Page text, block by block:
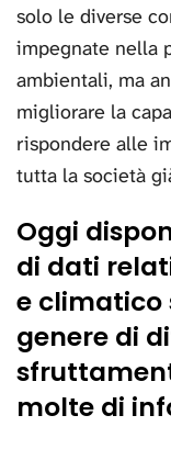
solo le diverse
impegnate nella
ambientali, ma
migliorare la
rispondere alle
tutta la società
Oggi
di dati
e climatico
genere di
molte di